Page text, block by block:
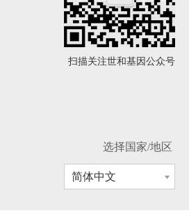
扫描关注世和基因公众号
选择国家/地区
简体中文